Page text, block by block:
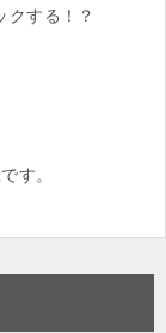
する！？
す。